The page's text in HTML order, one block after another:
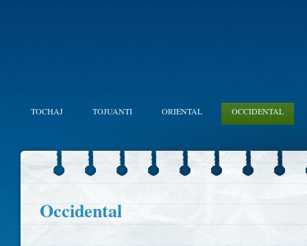
TOCHAJ TOJUANTI ORIENTAL OCCIDENTAL
Occidental